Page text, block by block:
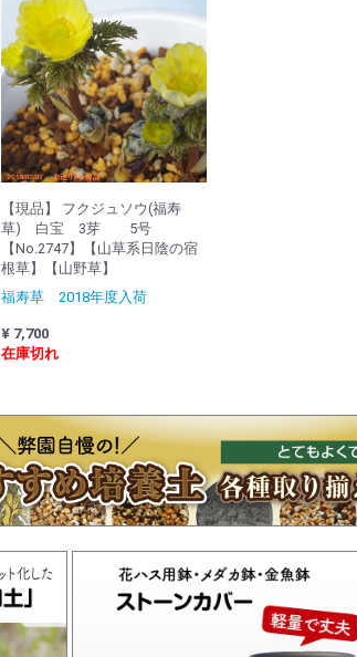
【現品】 フクジュソウ(福寿
草) 白宝 3芽 5号
【No.2747】【山草系日陰の宿
根草】【山野草】
福寿草 2018年度入荷
¥ 7,700
在庫切れ